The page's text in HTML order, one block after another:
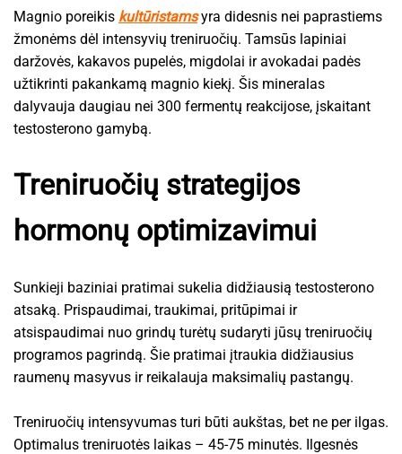
Magnio poreikis kultūristamsyra didesnis nei paprastiems
žmonėms dėl intensyvių treniruočių. Tamsūs lapiniai
daržovės, kakavos pupelės, migdolai ir avokadai padės
užtikrinti pakankamą magnio kiekį. Šis mineralas
dalyvauja daugiau nei 300 fermentų reakcijose, įskaitant
testosterono gamybą.
Treniruočių strategijos
hormonų optimizavimui
Sunkieji baziniai pratimai sukelia didžiausią testosterono
atsaką. Prispaudimai, traukimai, pritūpimai ir
atsispaudimai nuo grindų turėtų sudaryti jūsų treniruočių
programos pagrindą. Šie pratimai įtraukia didžiausius
raumenų masyvus ir reikalauja maksimalių pastangų.
Treniruočių intensyvumas turi būti aukštas, bet ne per ilgas.
Optimalus treniruotės laikas – 45-75 minutės. Ilgesnės